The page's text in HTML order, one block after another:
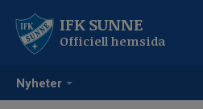
Nyheter
IFK SUNNE
Officiell hemsida